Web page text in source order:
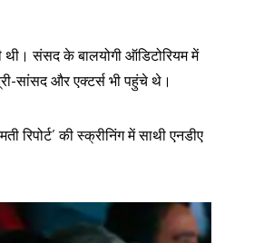
थी। संसद के बालयोगी ऑडिटोरियम में
सांसद और एक्टर्स भी पहुंचे थे।
की स्क्रीनिंग में साथी एनडीए